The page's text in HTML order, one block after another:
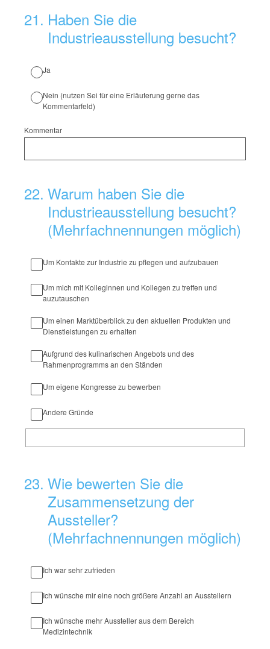
21. Haben Sie die
Industrieausstellung besucht?
Ja
Nein (nutzen Sei für eine Erläuterung gerne das
Kommentarfeld)
Kommentar
22. Warum haben Sie die
Industrieausstellung besucht?
(Mehrfachnennungen möglich)
Um Kontakte zur Industrie zu pflegen und aufzubauen
Um mich mit Kolleginnen und Kollegen zu treffen und
auzutauschen
Um einen Marktüberblick zu den aktuellen Produkten und
Dienstleistungen zu erhalten
Aufgrund des kulinarischen Angebots und des
Rahmenprogramms an den Ständen
Um eigene Kongresse zu bewerben
Andere Gründe
23. Wie bewerten Sie die
Zusammensetzung der
Aussteller?
(Mehrfachnennungen möglich)
Ich war sehr zufrieden
Ich wünsche mir eine noch größere Anzahl an Ausstellern
Ich wünsche mehr Aussteller aus dem Bereich
Medizintechnik